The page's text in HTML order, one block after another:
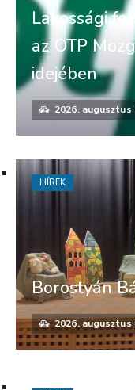
Lakossági
az OTP
idejében
2026. augusztus
Borostyán
2026. augusztus
HÍREK